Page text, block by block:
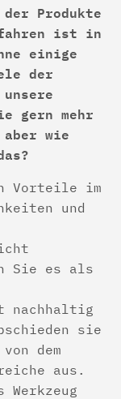
Produkte
ist in
einige
der
gern mehr
wie
Vorteile im
und
Sie es als
nachhaltig
sie
dem
aus.